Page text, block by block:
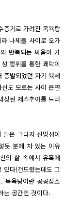
증기로 가려진 목욕탕
나체들 사이로 오가
반복되는 싸움이 가
행위를 통한 쾌락이
증발되었던 자기 육체
도 모르는 사이 은연
장된 제스추어를 드러
은 그다지 신빙성이
듯 분에 차 있는 이유
의 삶 속에서 유혹에
다(건드렸는데도 그
목욕탕이란 공공장소
는 공간인 것이다.